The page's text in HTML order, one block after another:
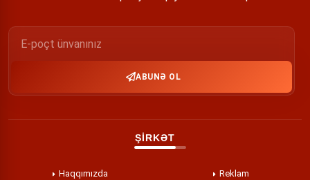
ABUNƏ OL
ŞİRKƏT
Haqqımızda Reklam